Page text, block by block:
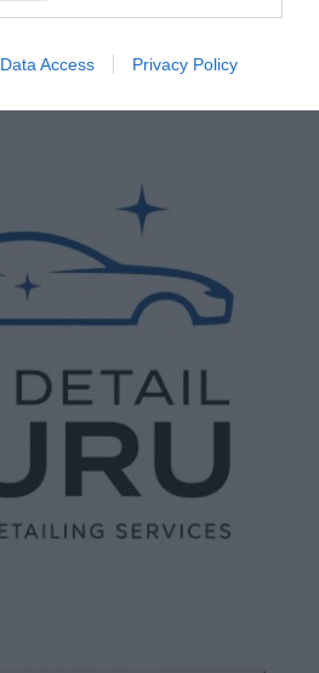
Data Access Privacy Policy